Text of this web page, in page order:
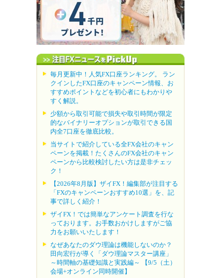
毎月更新中！人気FX口座ランキング。 ラン
クインしたFX口座のキャンペーン情報、お
すすめポイントなどを初心者にもわかりや
すく解説。
少額から取引可能で損失や取引時間が限定
的なバイナリーオプションが取引できる国
内全7口座を徹底比較。
当サイトで紹介している全FX会社のキャン
ペーンを掲載！たくさんのFX会社のキャン
ペーンから比較検討したい方は是非チェッ
ク！
【2026年8月版】ザイFX！編集部が注目する
「FXのキャンペーンおすすめ10選」を、記
事で詳しく紹介！
ザイFX！では簡単なアンケート調査を行な
っております。お手数おかけしますがご協
力をお願いいたします！
なぜあなたのダウ理論は機能しないのか？
田向宏行が導く「ダウ理論マスター講座」
～時間軸の基礎知識と実践編～ 【9/5（土）
会場+オンライン同時開催】